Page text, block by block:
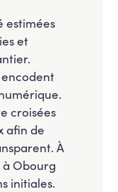
estimées
et
croisées
afin de
À
Obourg
initiales.